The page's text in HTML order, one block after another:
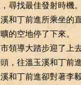
尋找最佳發射時機。
丁前進所乘坐的直
的空地停了下來。
導大踏步迎了上去
，往溫玉溪和丁前
和丁前進卻對著李